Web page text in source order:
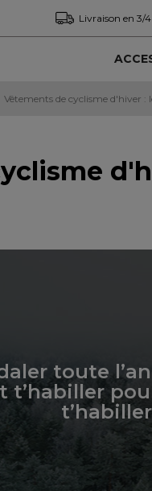
Livraison en 3/
Vêtements de cyclisme d'hiver :
toute
t’habiller